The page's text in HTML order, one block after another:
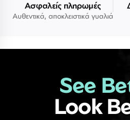
Ασφαλείς πληρωμές
Αυθεντικά, αποκλειστικά γυαλιά
See
Look